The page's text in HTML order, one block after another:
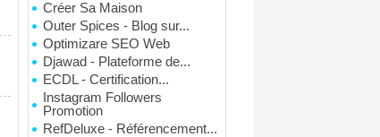
Créer Sa Maison
Outer Spices - Blog sur...
Optimizare SEO Web
Djawad - Plateforme de...
ECDL - Certification...
Instagram Followers
Promotion
RefDeluxe - Référencement...